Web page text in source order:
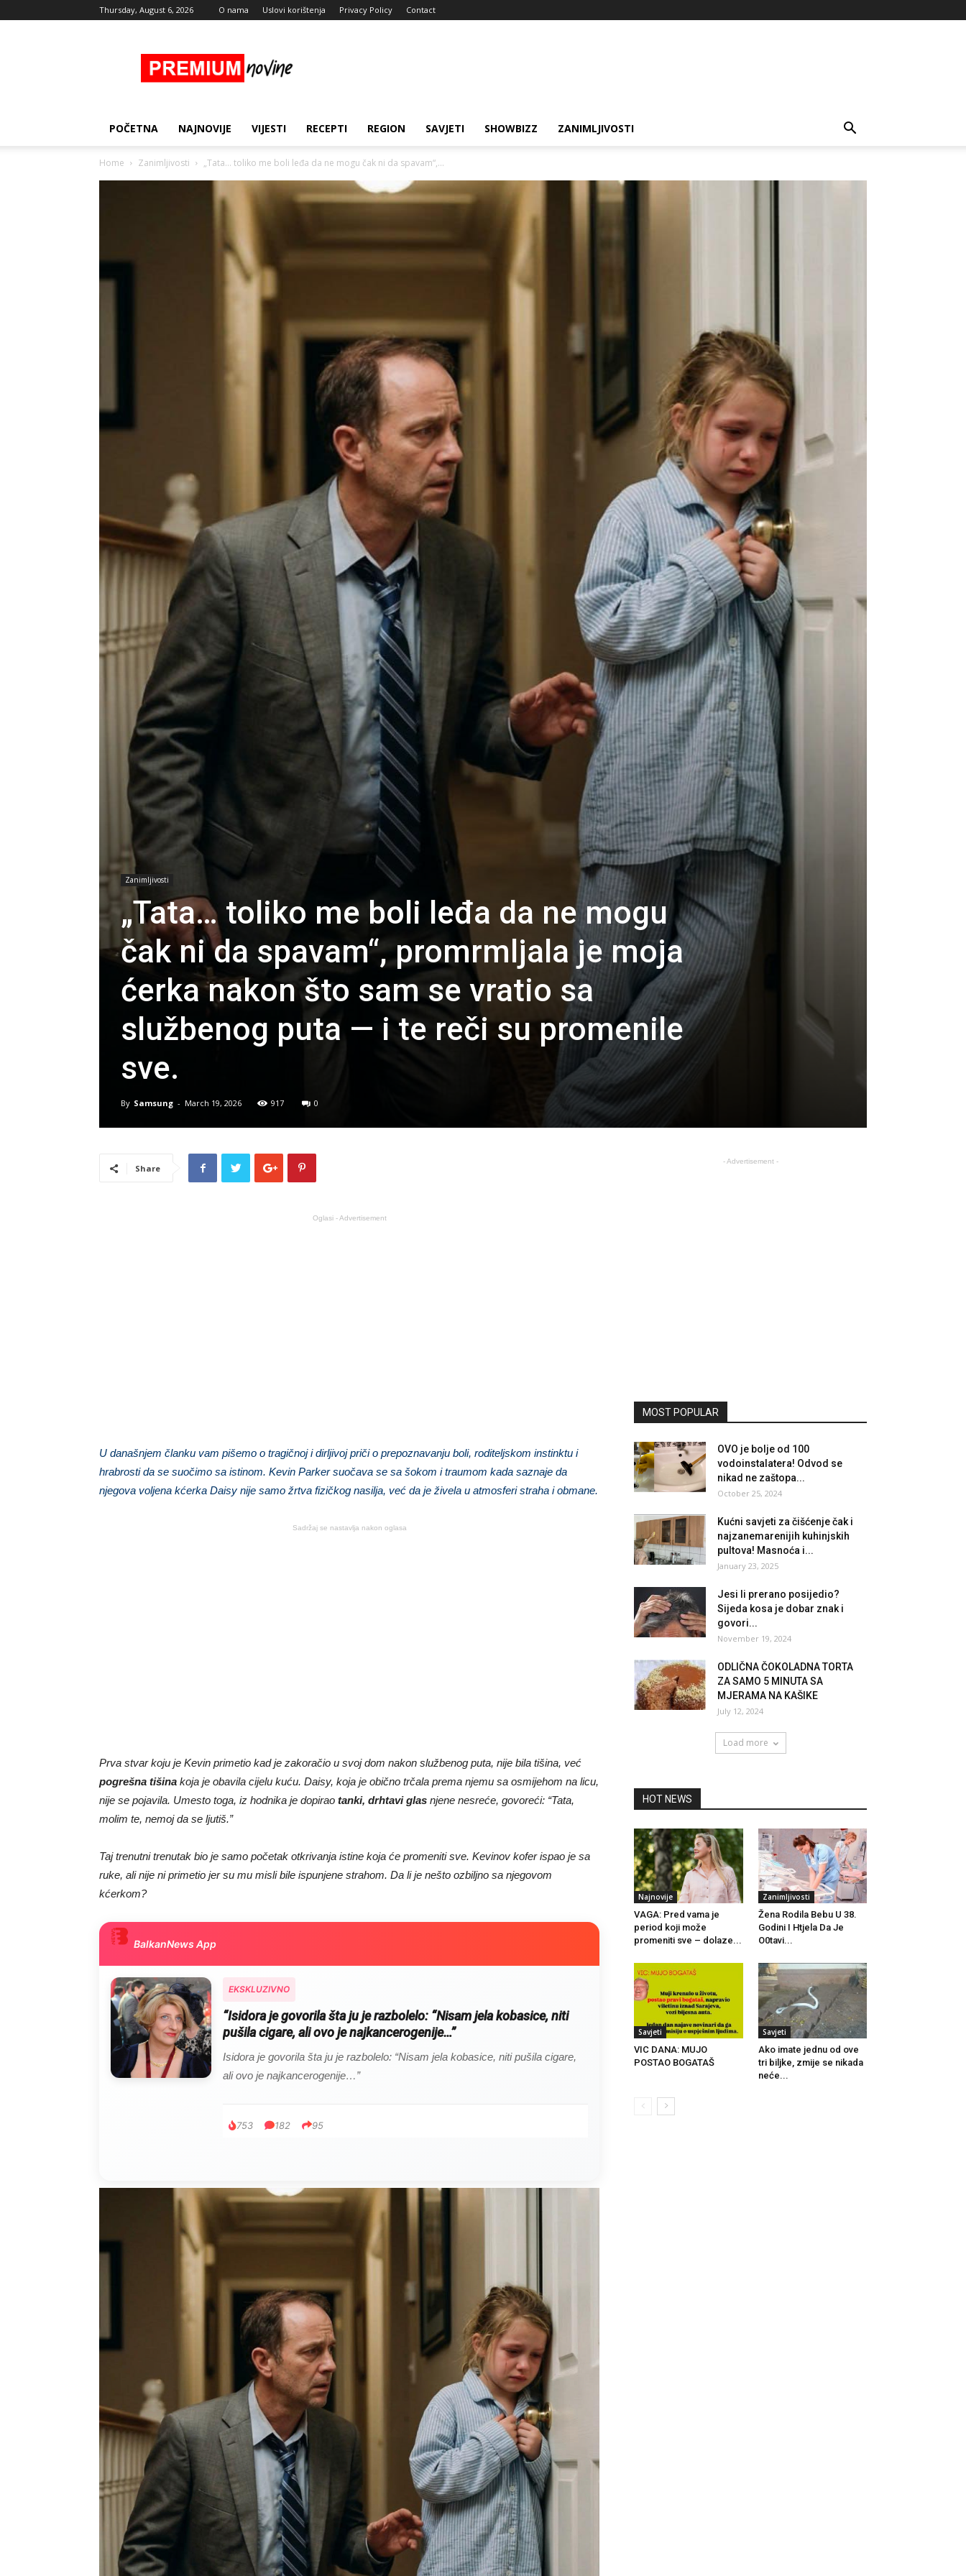
Thursday, August 6, 2026 O nama Uslovi korištenja Privacy Policy Contact
Novine
POČETNA NAJNOVIJE VIJESTI RECEPTI REGION SAVJETI SHOWBIZZ ZANIMLJIVOSTI
Home Zanimljivosti „Tata… toliko me boli leđa da ne mogu čak ni da spavam“,...
Zanimljivosti
„Tata… toliko me boli leđa da ne mogu
čak ni da spavam“, promrmljala je moja
ćerka nakon što sam se vratio sa
službenog puta — i te reči su promenile
sve.
By Samsung - March 19, 2026 917 0
Share
Oglasi - Advertisement
U današnjem članku vam pišemo o tragičnoj i dirljivoj priči o prepoznavanju boli, roditeljskom instinktu i
hrabrosti da se suočimo sa istinom. Kevin Parker suočava se sa šokom i traumom kada saznaje da
njegova voljena kćerka Daisy nije samo žrtva fizičkog nasilja, već da je živela u atmosferi straha i obmane.
Sadržaj se nastavlja nakon oglasa
Prva stvar koju je Kevin primetio kad je zakoračio u svoj dom nakon službenog puta, nije bila tišina, već
pogrešna tišina koja je obavila cijelu kuću. Daisy, koja je obično trčala prema njemu sa osmijehom na licu,
nije se pojavila. Umesto toga, iz hodnika je dopirao tanki, drhtavi glas njene nesreće, govoreći: “Tata,
molim te, nemoj da se ljutiš.”
Taj trenutni trenutak bio je samo početak otkrivanja istine koja će promeniti sve. Kevinov kofer ispao je sa
ruke, ali nije ni primetio jer su mu misli bile ispunjene strahom. Da li je nešto ozbiljno sa njegovom
kćerkom?
BalkanNews App
EKSKLUZIVNO
“Isidora je govorila šta ju je razbolelo: “Nisam jela kobasice, niti
pušila cigare, ali ovo je najkancerogenije…”
Isidora je govorila šta ju je razbolelo: “Nisam jela kobasice, niti pušila cigare,
ali ovo je najkancerogenije…”
753 182 95
- Advertisement -
MOST POPULAR
OVO je bolje od 100
vodoinstalatera! Odvod se
nikad ne zaštopa...
October 25, 2024
Kućni savjeti za čišćenje čak i
najzanemarenijih kuhinjskih
pultova! Masnoća i...
January 23, 2025
Jesi li prerano posijedio?
Sijeda kosa je dobar znak i
govori...
November 19, 2024
ODLIČNA ČOKOLADNA TORTA
ZA SAMO 5 MINUTA SA
MJERAMA NA KAŠIKE
July 12, 2024
Load more
HOT NEWS
Najnovije
VAGA: Pred vama je
period koji može
promeniti sve – dolaze...
Zanimljivosti
Žena Rodila Bebu U 38.
Godini I Htjela Da Je
O0tavi...
Savjeti
VIC DANA: MUJO
POSTAO BOGATAŠ
Savjeti
Ako imate jednu od ove
tri biljke, zmije se nikada
neće...